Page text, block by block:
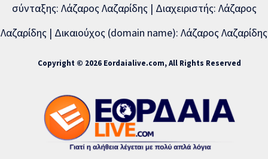
σύνταξης: Λάζαρος Λαζαρίδης | Διαχειριστής: Λάζαρος
Λαζαρίδης | Δικαιούχος (domain name): Λάζαρος Λαζαρίδης
Copyright © 2026 Eordaialive.com, All Rights Reserved